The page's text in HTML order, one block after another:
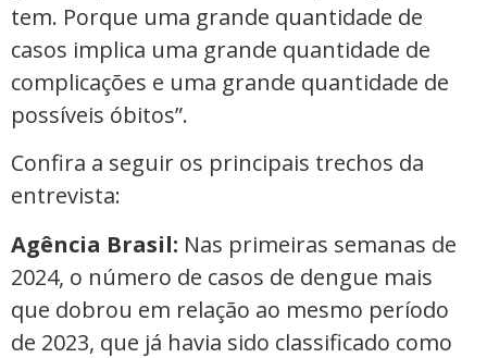
tem. Porque uma grande quantidade de
casos implica uma grande quantidade de
complicações e uma grande quantidade de
possíveis óbitos”.
Confira a seguir os principais trechos da
entrevista:
Agência Brasil: Nas primeiras semanas de
2024, o número de casos de dengue mais
que dobrou em relação ao mesmo período
de 2023, que já havia sido classificado como